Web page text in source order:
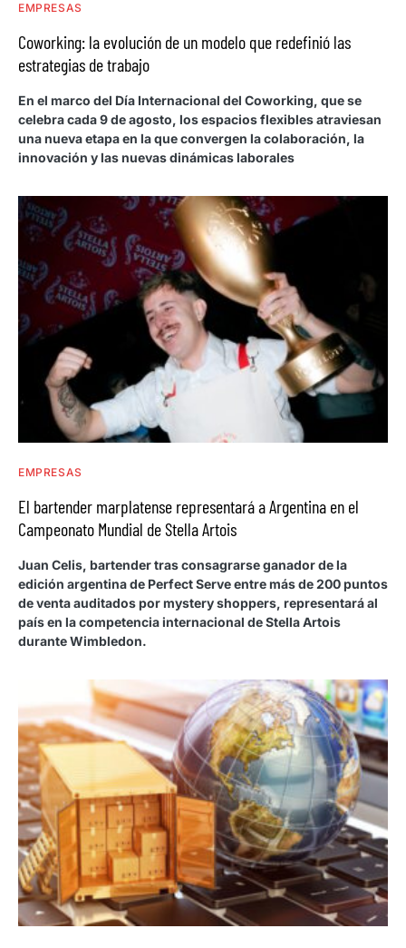
EMPRESAS
Coworking: la evolución de un modelo que redefinió las
estrategias de trabajo
En el marco del Día Internacional del Coworking, que se
celebra cada 9 de agosto, los espacios flexibles atraviesan
una nueva etapa en la que convergen la colaboración, la
innovación y las nuevas dinámicas laborales
EMPRESAS
El bartender marplatense representará a Argentina en el
Campeonato Mundial de Stella Artois
Juan Celis, bartender tras consagrarse ganador de la
edición argentina de Perfect Serve entre más de 200 puntos
de venta auditados por mystery shoppers, representará al
país en la competencia internacional de Stella Artois
durante Wimbledon.